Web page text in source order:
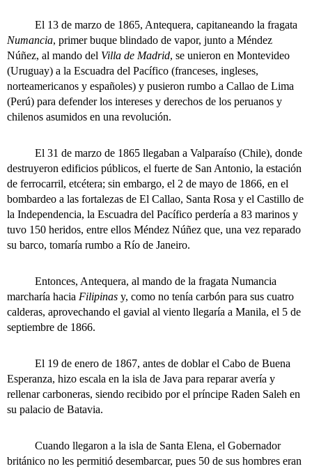
El 13 de marzo de 1865, Antequera, capitaneando la fragata
Numancia, primer buque blindado de vapor, junto a Méndez
Núñez, al mando del Villa de Madrid, se unieron en Montevideo
(Uruguay) a la Escuadra del Pacífico (franceses, ingleses,
norteamericanos y españoles) y pusieron rumbo a Callao de Lima
(Perú) para defender los intereses y derechos de los peruanos y
chilenos asumidos en una revolución.
El 31 de marzo de 1865 llegaban a Valparaíso (Chile), donde
destruyeron edificios públicos, el fuerte de San Antonio, la estación
de ferrocarril, etcétera; sin embargo, el 2 de mayo de 1866, en el
bombardeo a las fortalezas de El Callao, Santa Rosa y el Castillo de
la Independencia, la Escuadra del Pacífico perdería a 83 marinos y
tuvo 150 heridos, entre ellos Méndez Núñez que, una vez reparado
su barco, tomaría rumbo a Río de Janeiro.
Entonces, Antequera, al mando de la fragata Numancia
marcharía hacia Filipinas y, como no tenía carbón para sus cuatro
calderas, aprovechando el gavial al viento llegaría a Manila, el 5 de
septiembre de 1866.
El 19 de enero de 1867, antes de doblar el Cabo de Buena
Esperanza, hizo escala en la isla de Java para reparar avería y
rellenar carboneras, siendo recibido por el príncipe Raden Saleh en
su palacio de Batavia.
Cuando llegaron a la isla de Santa Elena, el Gobernador
británico no les permitió desembarcar, pues 50 de sus hombres eran